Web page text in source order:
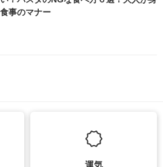
事のマナー